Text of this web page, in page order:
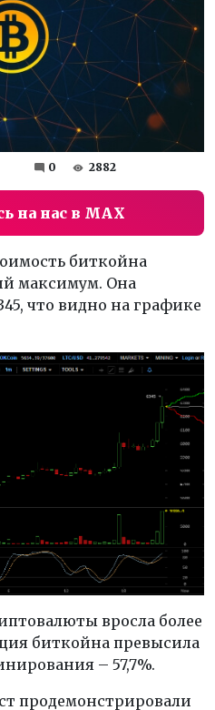
0 2882
на нас в MAX
биткойна
максимум. Она
что видно на графике
вросла более
биткойна превысила
– 57,7%.
продемонстрировали